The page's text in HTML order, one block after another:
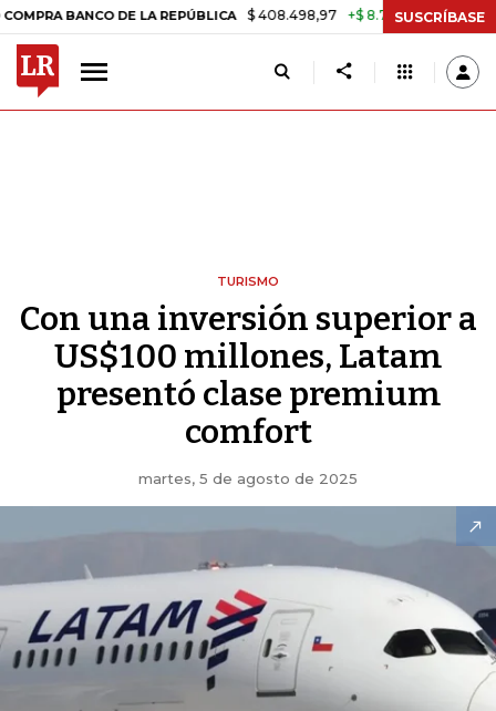
BANCO DE LA REPÚBLICA $ 408.498,97 +$ 8.753,81 +2,19%
SUSCRÍBASE
TURISMO
Con una inversión superior a
US$100 millones, Latam
presentó clase premium
comfort
martes, 5 de agosto de 2025